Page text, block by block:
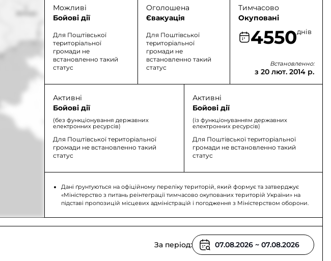
Можливі
Бойові дії
Для Поштівської
територіальної
громади не
встановленно такий
статус
Оголошена
Євакуація
Для Поштівської
територіальної
громади не
встановленно такий
статус
Тимчасово
Окуповані
4550днів
Встановленно:
з 20 лют. 2014 р.
Активні
Бойові дії
(без функціонування державних
електронних ресурсів)
Для Поштівської територіальної
громади не встановленно такий
статус
Активні
Бойові дії
(із функціонуванням державних
електронних ресурсів)
Для Поштівської територіальної
громади не встановленно такий
статус
Дані ґрунтуються на офіційному переліку територій, який формує та затверджує
«Міністерство з питань реінтеграції тимчасово окупованих територій України» на
підставі пропозицій місцевих адміністрацій і погодження з Міністерством оборони.
За період: